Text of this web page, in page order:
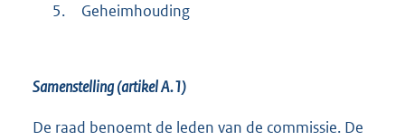
5. Geheimhouding
Samenstelling (artikel A.1)
De raad benoemt de leden van de commissie. De